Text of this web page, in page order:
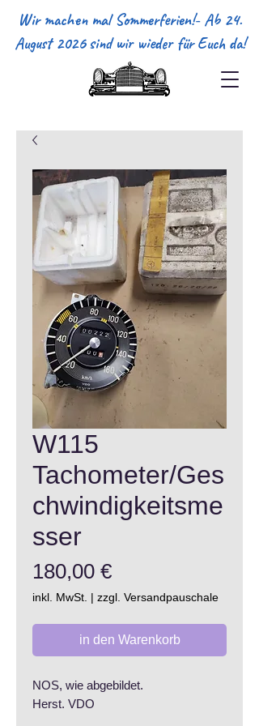
Wir machen mal Sommerferien!- Ab 24.
August 2026 sind wir wieder für Euch da!
W115
Tachometer/Ges
chwindigkeitsme
sser
180,00 €Preis
inkl. MwSt. | zzgl. Versandpauschale
in den Warenkorb
NOS, wie abgebildet.
Herst. VDO